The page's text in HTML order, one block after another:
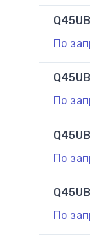
По
По
По
По